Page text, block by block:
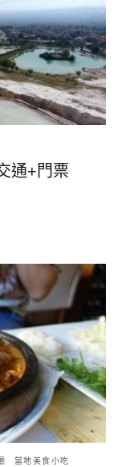
通+門票
當地美食小吃